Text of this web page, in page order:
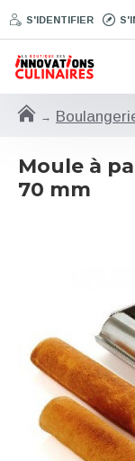
S'IDENTIFIER
Moule à
70 mm